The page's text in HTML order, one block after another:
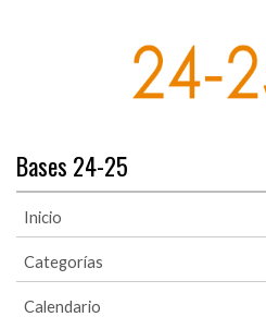
Bases 24-25
Inicio
Categorías
Calendario